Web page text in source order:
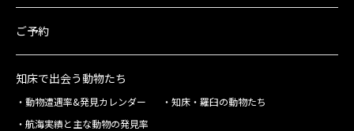
ご予約
知床で出会う動物たち
動物遭遇率&発見カレンダー
知床・羅臼の動物たち
航海実績と主な動物の発見率